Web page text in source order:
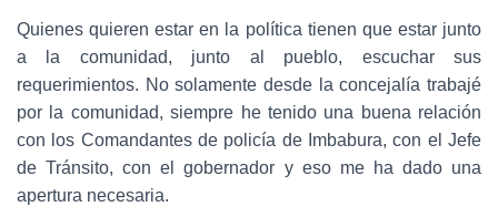
Quienes quieren estar en la política tienen que estar junto
a la comunidad, junto al pueblo, escuchar sus
requerimientos. No solamente desde la concejalía trabajé
por la comunidad, siempre he tenido una buena relación
con los Comandantes de policía de Imbabura, con el Jefe
de Tránsito, con el gobernador y eso me ha dado una
apertura necesaria.